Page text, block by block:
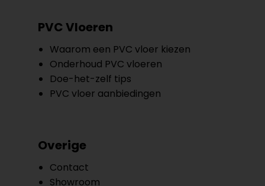
PVC Vloeren
Waarom een PVC vloer kiezen
Onderhoud PVC vloeren
Doe-het-zelf tips
PVC vloer aanbiedingen
Overige
Contact
Showroom